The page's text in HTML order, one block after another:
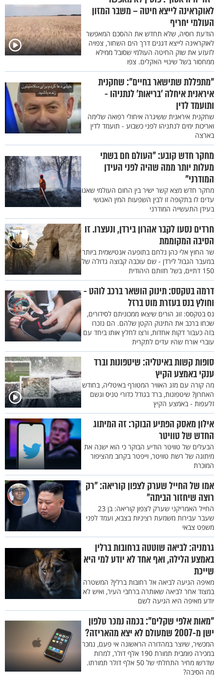
לאוקראינה לייצא חיטה – משבר המזון
העולמי יחריף
הודעת רוסיה, שלא תחדש את ההסכם המאפשר
לאוקראינה לייצא דגנים דרך הים השחור, צפויה
לזעזע את שוק החיטה העולמי שסובל ממילא
ממחסור בשל שינויי האקלים. צפו
"מתפללת שתישאר בחיים": שחקנית
איראנית איחלה 'בריאות' לנתניהו -
ותועמד לדין
שחקנית איראנית ששיגרה איחולי רפואה שלימה
ואריכות ימים לנתניהו לפני כשבוע - תועמד לדין
בארצה
מחקר חדש קובע: "העולם חם בשתי
מעלות יותר ממה שהיה לפני העידן
המודרני"
מחקר חדש מצא קשר ישיר בין החום העולמי שאנו
עדים לו בתקופה זו לבין השפעות המין האנושי
בעידן התעשייה המודרני
חרדים נסעו לקבר אהרון בירדן, ונעצרו. זו
הסיבה המקוממת
שר החוץ אלי כהן נלחם בתופעה אנטישמית ביותר
במעבר הגבול לירדן - שם עוכבה קבוצה גדולה של
150 דתיים, בשל חזותם היהודית
דרמה בטקסס: תינוק הושאר ברכב לוהט -
וחולץ בנס בעזרת מוט ברזל
נס בטקסס: זוג הורים שיצאו ממכוניתם לסידורים,
שכחו ברכב את התינוק הקטן שלהם. הם נזכרו
בזה כעבור דקות אחדות, ורצו לחלץ אותו ביחד עם
עוברי אורח שהיו עדים לתקרית
סופות קשות באיטליה: שיטפונות וברד
ענקי באמצע הקיץ
מה קורה עם מזג האוויר המטורף באיטליה, בחודש
האחרון? שיטפונות, ברד בגודל כדורי טניס וגשם
זלעפות - באמצע הקיץ
אילון מאסק הפתיע הבוקר: זה המיתוג
החדש של טוויטר
הבעלים של טוויטר הודיע הבוקר כי הוא ישנה את
מיתוגה של רשת טוויטר, וייפטר בקרוב מהציפור
המוכרת
אמו של החייל שערק לצפון קוריאה: "רק
רוצה שיחזור הביתה"
החייל האמריקני שערק לצפון קוריאה: בן 23
שעבר עבירות משמעת רציניות בצבא, ועמד לפני
משפט צבאי
גרמניה: לביאה שוטטה ברחובות ברלין
באמצע הלילה, ואף אחד לא יודע למי היא
שייכת
מאיפה הגיעה לביאה אל רחובות ברלין? המשטרה
במצוד אחר לביאה שאותרה ברחבי העיר, ואיש לא
יודע מאיפה היא הגיעה לשם
"מאות אלפי שקלים": בכמה נמכר טלפון
ישן מ-2007 שמעולם לא יצא מהאריזה?
המכשיר, שיוצר במהדורה הראשונה אי פעם, נמכר
במכירה פומבית תמורת 190 אלף דולר, למרות
שדרשו מחיר התחלתי של 50 אלף דולר תמורתו.
מה הסיבה?